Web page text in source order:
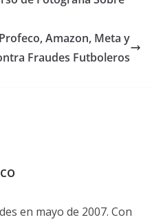
Amazon, Meta y
Fraudes Futboleros
en mayo de 2007. Con